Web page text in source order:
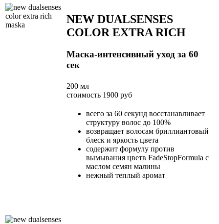
NEW DUALSENSES
COLOR EXTRA RICH
Маска-интенсивный уход за 60
сек
200 мл
стоимость 1900 руб
всего за 60 секунд восстанавливает
структуру волос до 100%
возвращает волосам бриллиантовый
блеск и яркость цвета
содержит формулу против
вымывания цветв FadeStopFormula с
маслом семян малины
нежный теплый аромат